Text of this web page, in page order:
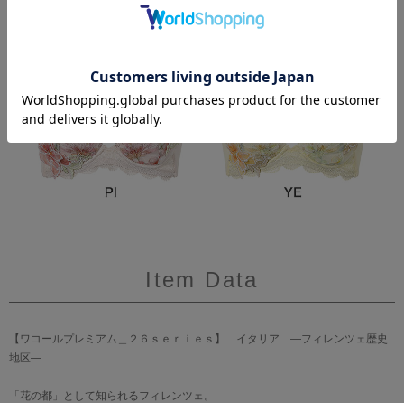
Item Data
【ワコールプレミアム＿２６ｓｅｒｉｅｓ】 イタリア ―フィレンツェ歴史
地区―
「花の都」として知られるフィレンツェ。